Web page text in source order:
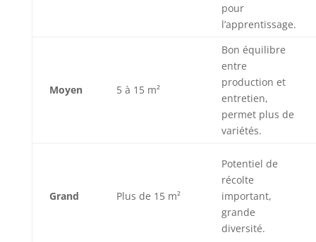
pour
l’apprentissage.
Moyen 5 à 15 m²
Bon équilibre
entre
production et
entretien,
permet plus de
variétés.
Grand Plus de 15 m²
Potentiel de
récolte
important,
grande
diversité.